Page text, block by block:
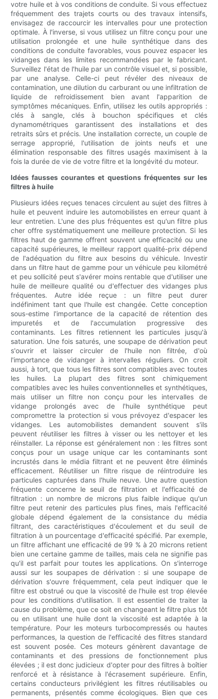
votre huile et à vos conditions de conduite. Si vous effectuez
fréquemment des trajets courts ou des travaux intensifs,
envisagez de raccourcir les intervalles pour une protection
optimale. À l'inverse, si vous utilisez un filtre conçu pour une
utilisation prolongée et une huile synthétique dans des
conditions de conduite favorables, vous pouvez espacer les
vidanges dans les limites recommandées par le fabricant.
Surveillez l'état de l'huile par un contrôle visuel et, si possible,
par une analyse. Celle-ci peut révéler des niveaux de
contamination, une dilution du carburant ou une infiltration de
liquide de refroidissement bien avant l'apparition de
symptômes mécaniques. Enfin, utilisez les outils appropriés :
clés à sangle, clés à bouchon spécifiques et clés
dynamométriques garantissent des installations et des
retraits sûrs et précis. Une installation correcte, un couple de
serrage approprié, l'utilisation de joints neufs et une
élimination responsable des filtres usagés maximisent à la
fois la durée de vie de votre filtre et la longévité du moteur.
Idées fausses courantes et questions fréquentes sur les
filtres à huile
Plusieurs idées reçues tenaces circulent au sujet des filtres à
huile et peuvent induire les automobilistes en erreur quant à
leur entretien. L'une des plus fréquentes est qu'un filtre plus
cher offre systématiquement une meilleure protection. Si les
filtres haut de gamme offrent souvent une efficacité ou une
capacité supérieures, le meilleur rapport qualité-prix dépend
de l'adéquation du filtre aux besoins du véhicule. Investir
dans un filtre haut de gamme pour un véhicule peu kilométré
et peu sollicité peut s'avérer moins rentable que d'utiliser une
huile de meilleure qualité ou d'effectuer des vidanges plus
fréquentes. Autre idée reçue : un filtre peut durer
indéfiniment tant que l'huile est changée. Cette conception
sous-estime l'importance de la capacité de rétention des
impuretés et de l'accumulation progressive des
contaminants. Les filtres retiennent les particules jusqu'à
saturation. Une fois saturés, une soupape de dérivation peut
s'ouvrir et laisser circuler de l'huile non filtrée, d'où
l'importance de vidanger à intervalles réguliers. On croit
aussi, à tort, que tous les filtres sont compatibles avec toutes
les huiles. La plupart des filtres sont chimiquement
compatibles avec les huiles conventionnelles et synthétiques,
mais utiliser un filtre non conçu pour les intervalles de
vidange prolongés avec de l'huile synthétique peut
compromettre la protection si vous prévoyez d'espacer les
vidanges. Les automobilistes demandent souvent s'ils
peuvent réutiliser les filtres à visser ou les nettoyer et les
réinstaller. La réponse est généralement non : les filtres sont
conçus pour un usage unique car les contaminants sont
incrustés dans le média filtrant et ne peuvent être éliminés
efficacement. Réutiliser un filtre risque de réintroduire les
particules capturées dans l'huile neuve. Une autre question
fréquente concerne le seuil de filtration et l'efficacité de
filtration : un nombre de microns plus faible indique qu'un
filtre peut retenir des particules plus fines, mais l'efficacité
globale dépend également de la consistance du média
filtrant, des caractéristiques d'écoulement et du seuil de
filtration à un pourcentage d'efficacité spécifié. Par exemple,
un filtre affichant une efficacité de 99 % à 20 microns retient
bien une certaine gamme de tailles, mais cela ne signifie pas
qu'il est parfait pour toutes les applications. On s'interroge
aussi sur les soupapes de dérivation : si une soupape de
dérivation s'ouvre fréquemment, cela peut indiquer que le
filtre est obstrué ou que la viscosité de l'huile est trop élevée
pour les conditions d'utilisation. Il est essentiel de traiter la
cause du problème, que ce soit en changeant le filtre plus tôt
ou en utilisant une huile dont la viscosité est adaptée à la
température. Pour les moteurs turbocompressés ou hautes
performances, la question de l'efficacité des filtres standard
est souvent posée. Ces moteurs génèrent davantage de
contaminants et des pressions de fonctionnement plus
élevées ; il est donc judicieux d'opter pour des filtres à boîtier
renforcé et à résistance à l'écrasement supérieure. Enfin,
certains conducteurs privilégient les filtres réutilisables ou
permanents, présentés comme écologiques. Bien que ces